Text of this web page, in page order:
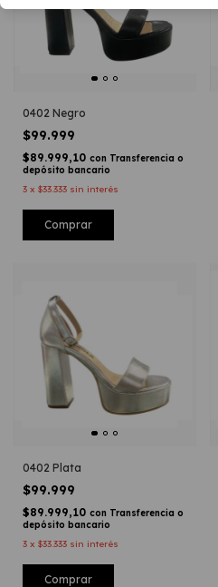
0402 Negro
$99.999
$89.999,10 con Transferencia o
depósito bancario
3 x $33.333 sin interés
Comprar
0402 Plata
$99.999
$89.999,10 con Transferencia o
depósito bancario
3 x $33.333 sin interés
Comprar